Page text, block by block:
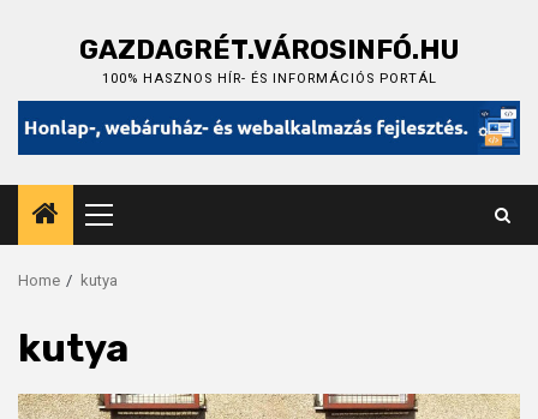
GAZDAGRÉT.VÁROSINFÓ.HU
100% HASZNOS HÍR- ÉS INFORMÁCIÓS PORTÁL
Primary
Menu
Home kutya
kutya